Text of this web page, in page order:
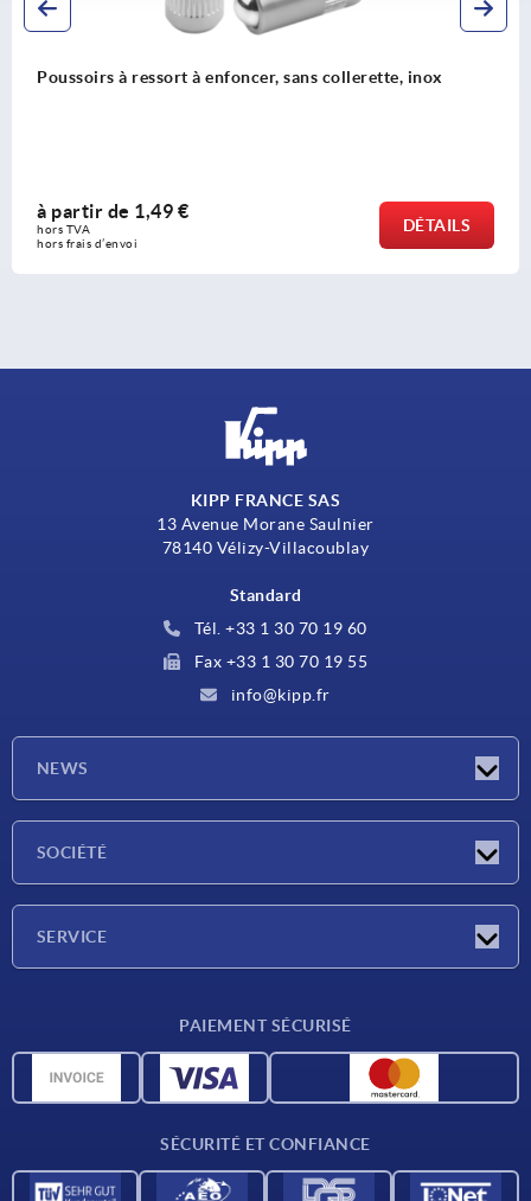
Poussoirs à ressort à enfoncer, sans collerette, inox
à partir de 1,49 €
hors TVA
hors frais d’envoi
DÉTAILS
KIPP FRANCE SAS
13 Avenue Morane Saulnier
78140 Vélizy-Villacoublay
Standard
Tél. +33 1 30 70 19 60
Fax +33 1 30 70 19 55
info@kipp.fr
NEWS
SOCIÉTÉ
SERVICE
Données CAO
PAIEMENT SÉCURISÉ
SÉCURITÉ ET CONFIANCE